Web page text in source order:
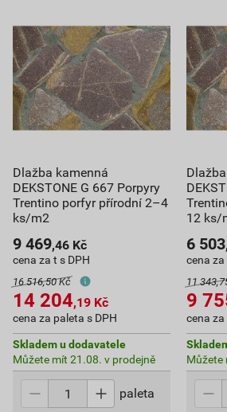
Dlažba kamenná
DEKSTONE G 667 Porpyry
Trentino porfyr přírodní 2–4
ks/m2
9 469,46 Kč
cena za t s DPH
16 516,50 Kč
14 204,19 Kč
cena za paleta s DPH
Skladem u dodavatele
Můžete mít 21.08. v prodejně
paleta
12 ks/
6 503
cena za
11
9
cena za
Můžete